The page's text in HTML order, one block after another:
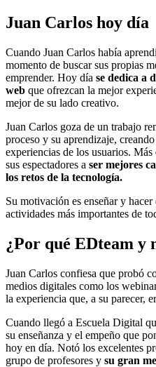
Juan Carlos hoy día
Cuando Juan Carlos había
momento de buscar sus propias
emprender. Hoy día se dedica a
web que ofrezcan la mejor
mejor de su lado creativo.
Juan Carlos goza de un trabajo
proceso y su aprendizaje,
experiencias de los usuarios.
sus espectadores a ser mejores
los retos de la tecnología.
Su motivación es enseñar y
actividades más importantes de
¿Por qué EDteam y
Juan Carlos confiesa que probó
medios digitales como los
la experiencia que, a su parecer,
Cuando llegó a Escuela Digital
su enseñanza y el empeño que
hoy en día. Notó los excelentes
grupo de profesores y su gran